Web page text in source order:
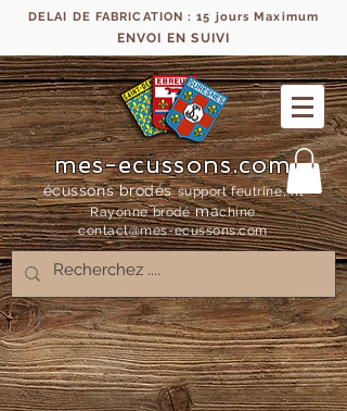
DELAI DE FABRICATION : 15 jours Maximum
ENVOI EN SUIVI
mes-ecussons.com
écussons brodés support feutrine, fil
Rayonne brodémachine
contact@mes-ecussons.com